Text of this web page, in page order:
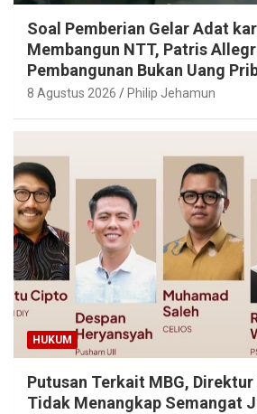
Soal Pemberian Gelar Adat
Membangun NTT, Patris
Pembangunan Bukan Uang
8 Agustus 2026 Philip Jehamun
HUKUM
Putusan Terkait MBG, Direktur
Tidak Menangkap Semangat